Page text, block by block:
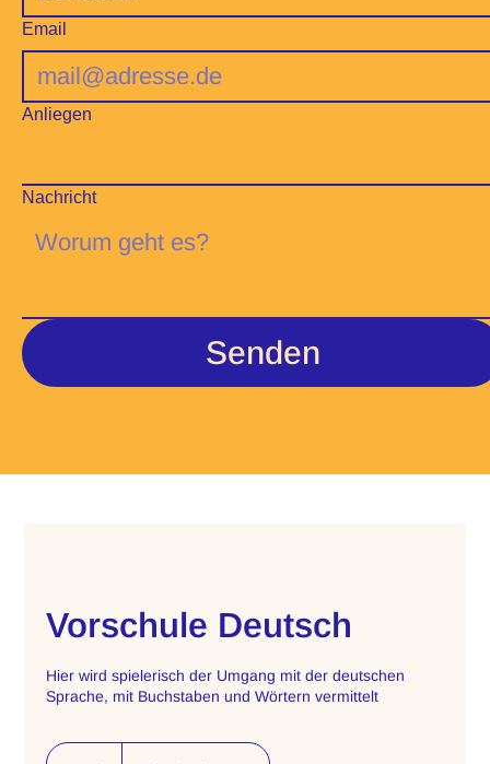
Vorschule Deutsch
Hier wird spielerisch der Umgang mit der deutschen
Sprache, mit Buchstaben und Wörtern vermittelt
Email
Anliegen
Nachricht
Senden